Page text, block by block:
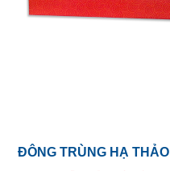
ĐÔNG TRÙNG HẠ THẢO